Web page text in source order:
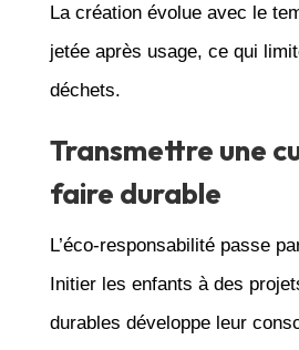
La création évolue avec le
jetée après usage, ce qui
déchets.
Transmettre une
faire durable
L’éco-responsabilité passe
Initier les enfants à des
durables développe leur